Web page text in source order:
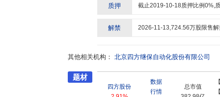
提供继电保护、自动化与控制系统、电力电
实现绿色高质量发展贡献智慧和力量,为致力
质押 截止2019-10-18质押比例0%,
解禁 2026-11-13,724.56万股限售
其他相关机构： 北京四方继保自动化股份有限公司
题材
四方股份
数据
行情
总市值